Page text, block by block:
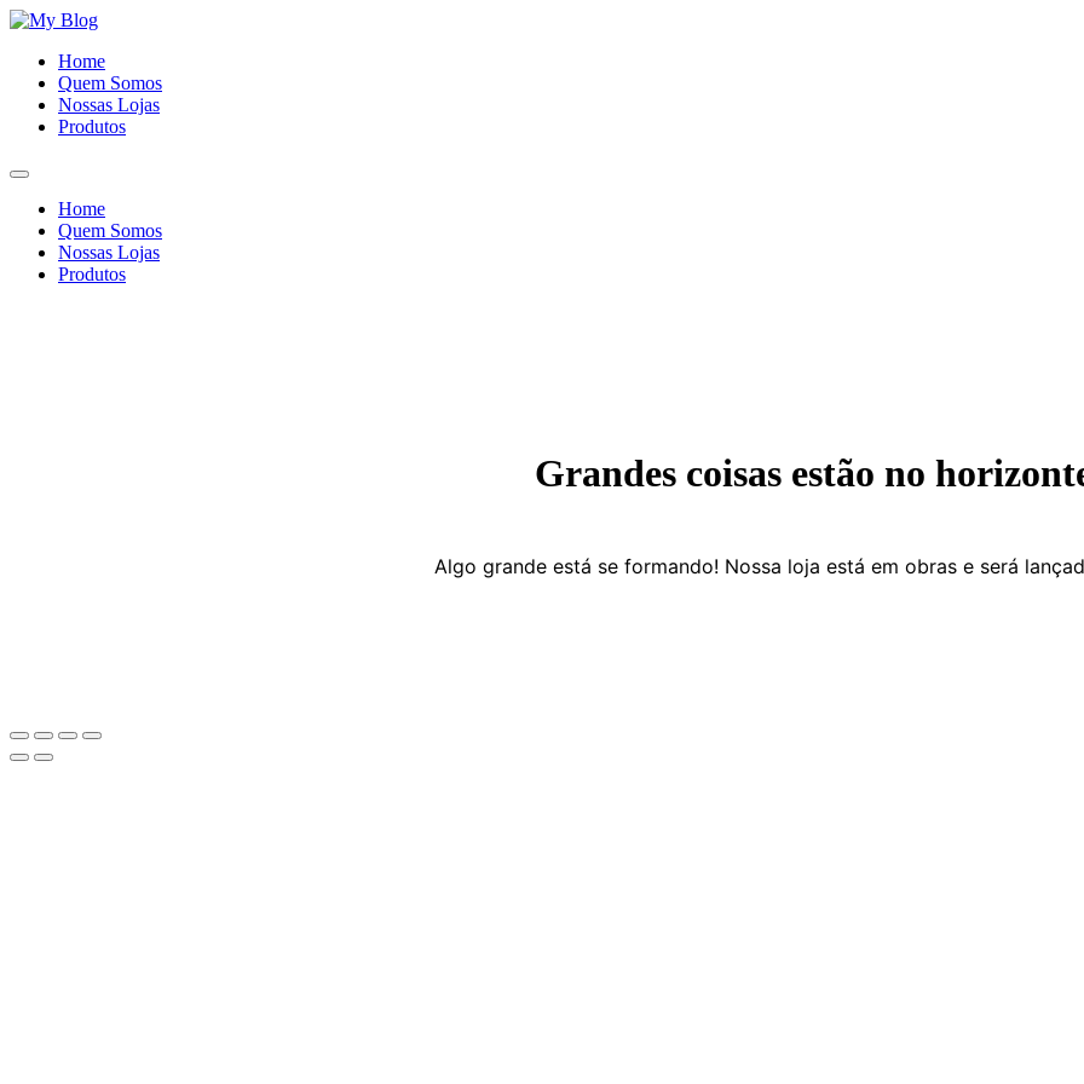
Ir
conteúdo
Home
Quem Somos
Nossas Lojas
Produtos
Home
Quem Somos
Nossas Lojas
Produtos
Grandes coisas estão no
Algo grande está se formando! Nossa loja está em obras e será